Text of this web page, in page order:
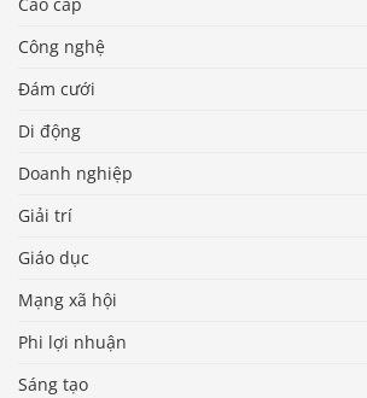
Công nghệ
Đám cưới
Di động
Doanh nghiệp
Giải trí
Giáo dục
Mạng xã hội
Phi lợi nhuận
Sáng tạo